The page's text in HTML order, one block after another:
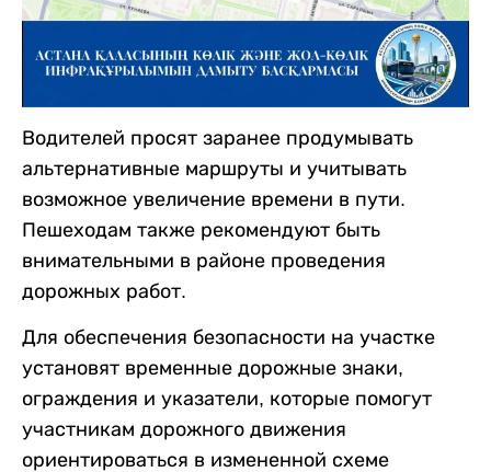
Водителей просят заранее продумывать
альтернативные маршруты и учитывать
возможное увеличение времени в пути.
Пешеходам также рекомендуют быть
внимательными в районе проведения
дорожных работ.
Для обеспечения безопасности на участке
установят временные дорожные знаки,
ограждения и указатели, которые помогут
участникам дорожного движения
ориентироваться в измененной схеме